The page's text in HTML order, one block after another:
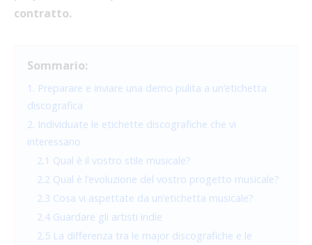
contratto.
Sommario:
1. Preparare e inviare una demo pulita a un’etichetta
discografica
2. Individuate le etichette discografiche che vi
interessano
2.1 Qual è il vostro stile musicale?
2.2 Qual è l’evoluzione del vostro progetto musicale?
2.3 Cosa vi aspettate da un’etichetta musicale?
2.4 Guardare gli artisti indie
2.5 La differenza tra le major discografiche e le